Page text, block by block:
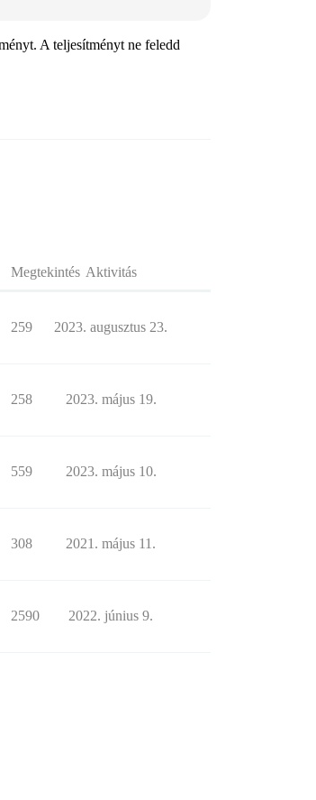
A teljesítményt ne feledd
Megtekintés Aktivitás
259 2023. augusztus 23.
258 2023. május 19.
559 2023. május 10.
308 2021. május 11.
2590 2022. június 9.